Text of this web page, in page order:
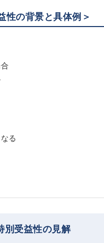
性の背景と具体例＞
る
受益性の見解